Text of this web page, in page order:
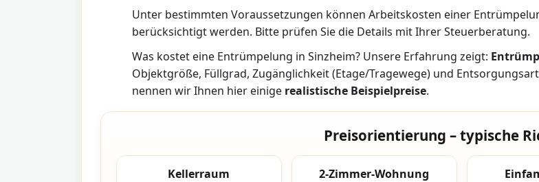
Unter bestimmten Voraussetzungen können Arbeitskosten einer
berücksichtigt werden. Bitte prüfen Sie die Details mit Ihrer Steuerberatung.
Was kostet eine Entrümpelung in Sinzheim? Unsere Erfahrung zeigt:
Objektgröße, Füllgrad, Zugänglichkeit (Etage/Tragewege) und
nennen wir Ihnen hier einige realistische Beispielpreise.
Preisorientierung – typische
Kellerraum 2-Zimmer-Wohnung